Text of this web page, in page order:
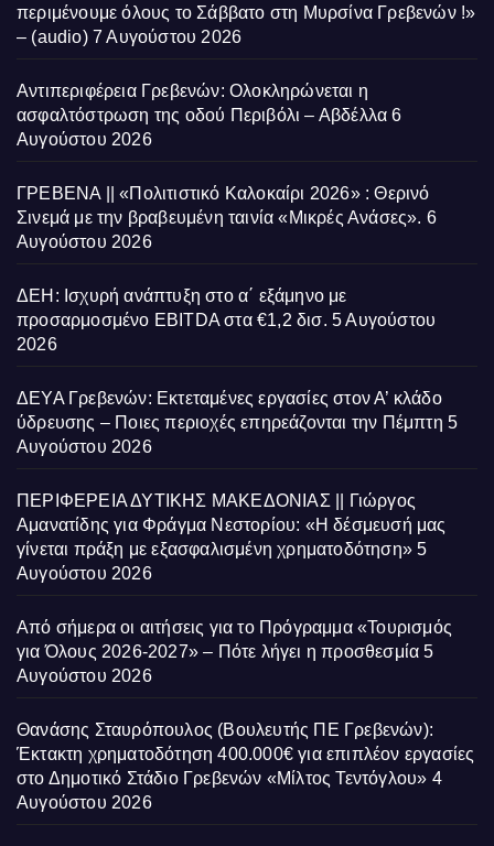
περιμένουμε όλους το Σάββατο στη Μυρσίνα Γρεβενών !»
– (audio) 7 Αυγούστου 2026
Αντιπεριφέρεια Γρεβενών: Ολοκληρώνεται η
ασφαλτόστρωση της οδού Περιβόλι – Αβδέλλα 6
Αυγούστου 2026
ΓΡΕΒΕΝΑ || «Πολιτιστικό Καλοκαίρι 2026» : Θερινό
Σινεμά με την βραβευμένη ταινία «Μικρές Ανάσες». 6
Αυγούστου 2026
ΔΕΗ: Ισχυρή ανάπτυξη στο α΄ εξάμηνο με
προσαρμοσμένο EBITDA στα €1,2 δισ. 5 Αυγούστου
2026
ΔΕΥΑ Γρεβενών: Εκτεταμένες εργασίες στον Α’ κλάδο
ύδρευσης – Ποιες περιοχές επηρεάζονται την Πέμπτη 5
Αυγούστου 2026
ΠΕΡΙΦΕΡΕΙΑ ΔΥΤΙΚΗΣ ΜΑΚΕΔΟΝΙΑΣ || Γιώργος
Αμανατίδης για Φράγμα Νεστορίου: «Η δέσμευσή μας
γίνεται πράξη με εξασφαλισμένη χρηματοδότηση» 5
Αυγούστου 2026
Από σήμερα οι αιτήσεις για το Πρόγραμμα «Τουρισμός
για Όλους 2026-2027» – Πότε λήγει η προσθεσμία 5
Αυγούστου 2026
Θανάσης Σταυρόπουλος (Βουλευτής ΠΕ Γρεβενών):
Έκτακτη χρηματοδότηση 400.000€ για επιπλέον εργασίες
στο Δημοτικό Στάδιο Γρεβενών «Μίλτος Τεντόγλου» 4
Αυγούστου 2026